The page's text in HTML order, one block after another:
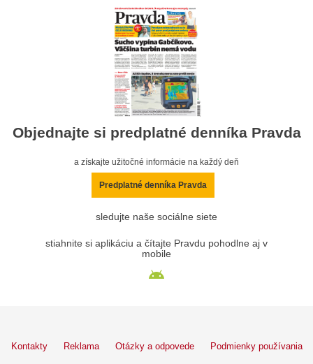
Objednajte si predplatné denníka Pravda
a získajte užitočné informácie na každý deň
Predplatné denníka Pravda
sledujte naše sociálne siete
stiahnite si aplikáciu a čítajte Pravdu pohodlne aj v
mobile
Kontakty Reklama Otázky a odpovede Podmienky používania